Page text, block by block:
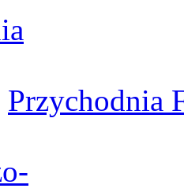
Przychodnia